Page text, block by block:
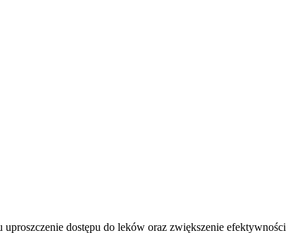
uproszczenie dostępu do leków oraz zwiększenie